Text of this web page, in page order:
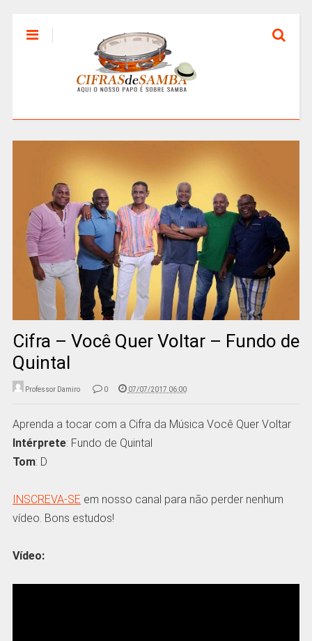
Cifra – Você Quer Voltar – Fundo de
Quintal
Professor Damiro 0 07/07/2017 06:00
Aprenda a tocar com a Cifra da Música Você Quer Voltar
Intérprete: Fundo de Quintal
Tom: D
INSCREVA-SE em nosso canal para não perder nenhum
vídeo. Bons estudos!
Vídeo: